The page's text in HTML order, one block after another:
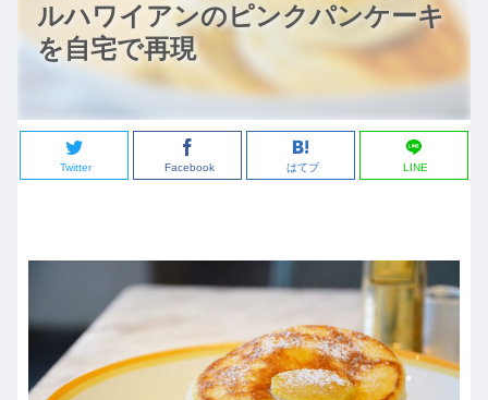
ルハワイアンのピンクパンケーキ
を自宅で再現
Twitter Facebook はてブ LINE